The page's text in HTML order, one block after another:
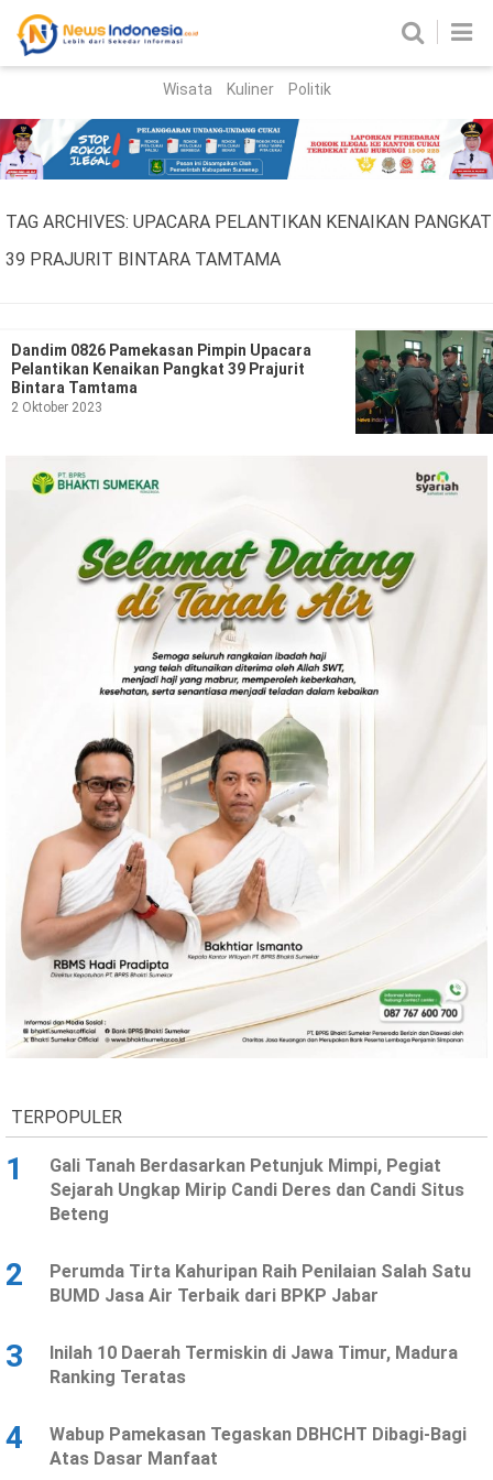
Parlemen
News Madura Regional
Peristiwa
Hukum
Gaya Hidup
Kuliner
Pendidikan
Teknologi
SosBud
Sosial
Wisata
Olahraga
Indeks Birokrasi
Copyright
2026
News
Right
Reserve
Wisata Kuliner Politik
TAG ARCHIVES: UPACARA PELANTIKAN KENAIKAN PANGKAT
39 PRAJURIT BINTARA TAMTAMA
Dandim 0826 Pamekasan Pimpin Upacara
Pelantikan Kenaikan Pangkat 39 Prajurit
Bintara Tamtama
2 Oktober 2023
TERPOPULER
1
Gali Tanah Berdasarkan Petunjuk Mimpi, Pegiat
Sejarah Ungkap Mirip Candi Deres dan Candi Situs
Beteng
2
Perumda Tirta Kahuripan Raih Penilaian Salah Satu
BUMD Jasa Air Terbaik dari BPKP Jabar
3
Inilah 10 Daerah Termiskin di Jawa Timur, Madura
Ranking Teratas
4
Wabup Pamekasan Tegaskan DBHCHT Dibagi-Bagi
Atas Dasar Manfaat